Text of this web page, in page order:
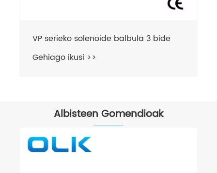
Albisteen Gomendioak